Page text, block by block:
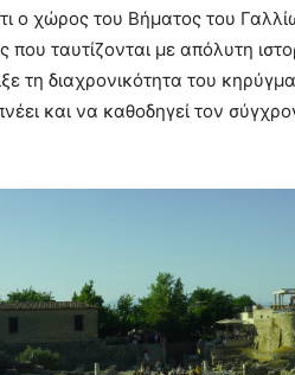
ο χώρος του Βήματος του
που ταυτίζονται με απόλυτη
τη διαχρονικότητα του
και να καθοδηγεί τον